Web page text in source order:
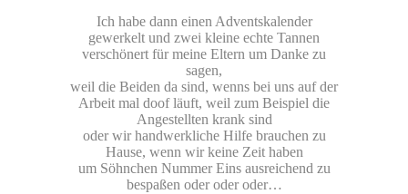
Ich habe dann einen Adventskalender
gewerkelt und zwei kleine echte Tannen
verschönert für meine Eltern um Danke zu
sagen,
weil die Beiden da sind, wenns bei uns auf der
Arbeit mal doof läuft, weil zum Beispiel die
Angestellten krank sind
oder wir handwerkliche Hilfe brauchen zu
Hause, wenn wir keine Zeit haben
um Söhnchen Nummer Eins ausreichend zu
bespaßen oder oder oder…